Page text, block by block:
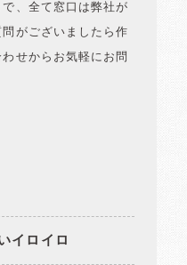
、全て窓口は弊社が
がございましたら作
せからお気軽にお問
イロイロ